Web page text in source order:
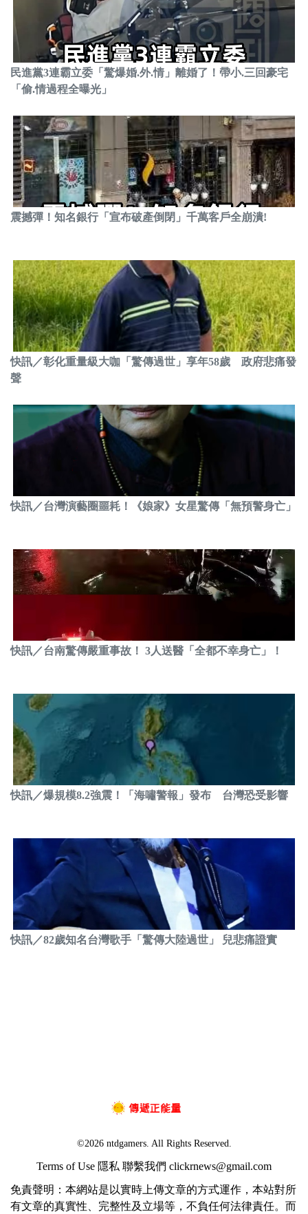
民進黨3連霸立委「驚爆婚.外.情」離婚了！帶小.三回豪宅
「偷.情過程全曝光」
震撼彈！知名銀行「宣布破產倒閉」千萬客戶全崩潰!
快訊／彰化重量級大咖「驚傳過世」享年58歲 政府悲痛發
聲
快訊／台灣演藝圈噩耗！《娘家》女星驚傳「無預警身亡」
快訊／台南驚傳嚴重事故！ 3人送醫「全都不幸身亡」！
快訊／爆規模8.2強震！「海嘯警報」發布 台灣恐受影響
快訊／82歲知名台灣歌手「驚傳大陸過世」 兒悲痛證實
©2026 ntdgamers. All Rights Reserved.
Terms of Use 隱私 聯繫我們 clickrnews@gmail.com
免責聲明：本網站是以實時上傳文章的方式運作，本站對所
有文章的真實性、完整性及立場等，不負任何法律責任。而